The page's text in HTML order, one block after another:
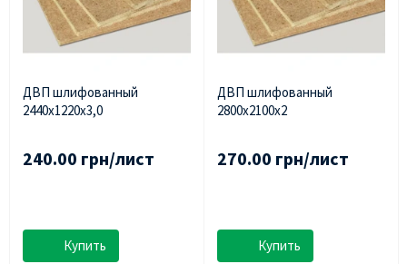
ДВП шлифованный
2440х1220х3,0
240.00 грн/лист
Купить
ДВП шлифованный
2800х2100х2
270.00 грн/лист
Купить